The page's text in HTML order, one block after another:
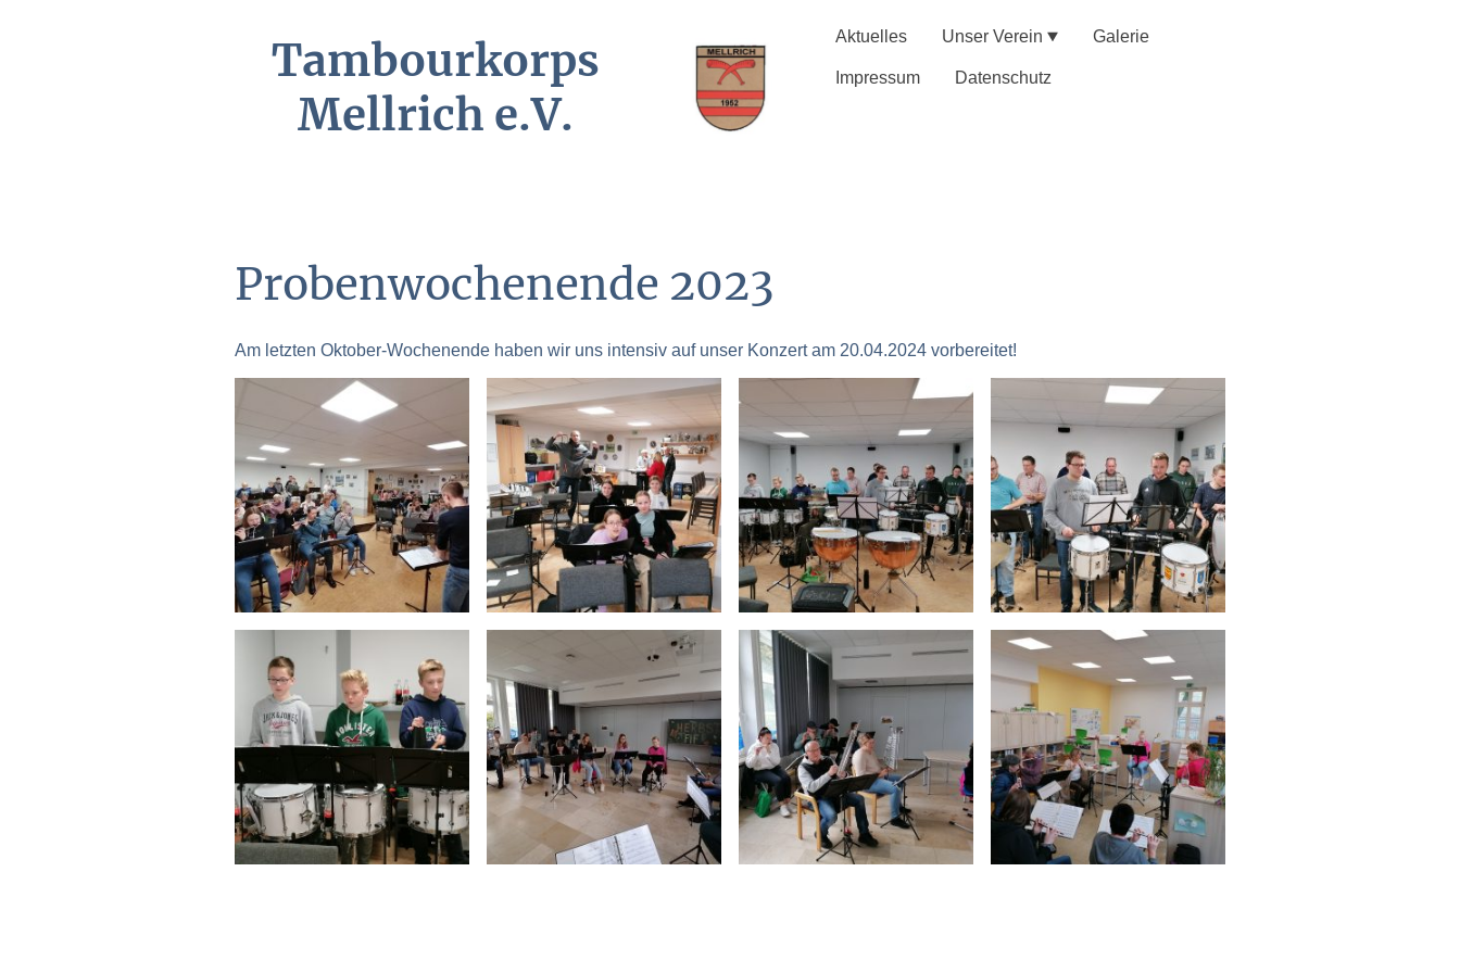
Tambourkorps
Mellrich e.V.
Aktuelles Unser Verein Galerie
Impressum Datenschutz
Probenwochenende 2023
Am letzten Oktober-Wochenende haben wir uns intensiv auf unser Konzert am 20.04.2024 vorbereitet!